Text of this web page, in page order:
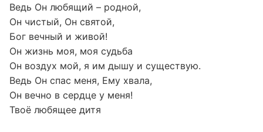
Ведь Он любящий – родной,
Он чистый, Он святой,
Бог вечный и живой!
Он жизнь моя, моя судьба
Он воздух мой, я им дышу и существую.
Ведь Он спас меня, Ему хвала,
Он вечно в сердце у меня!
Твоё любящее дитя